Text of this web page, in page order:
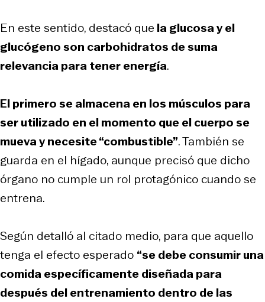
En este sentido, destacó que la glucosa y el
glucógeno son carbohidratos de suma
relevancia para tener energía.
El primero se almacena en los músculos para
ser utilizado en el momento que el cuerpo se
mueva y necesite “combustible”. También se
guarda en el hígado, aunque precisó que dicho
órgano no cumple un rol protagónico cuando se
entrena.
Según detalló al citado medio, para que aquello
tenga el efecto esperado “se debe consumir una
comida específicamente diseñada para
después del entrenamiento dentro de las